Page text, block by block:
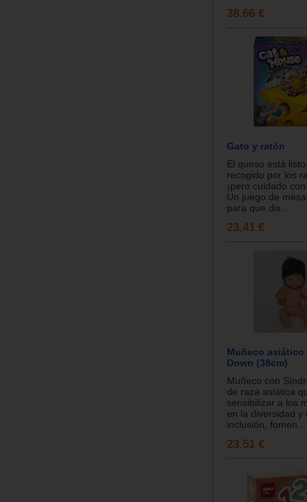
38.66 €
Gato y ratón
El queso está
recogido por los
¡pero cuidado
Un juego de
para que dis...
23.41 €
Muñeco asiático
Down (38cm)
Muñeco con
de raza asiática
sensibilizar a los
en la diversidad y
inclusión, fomen...
23.51 €